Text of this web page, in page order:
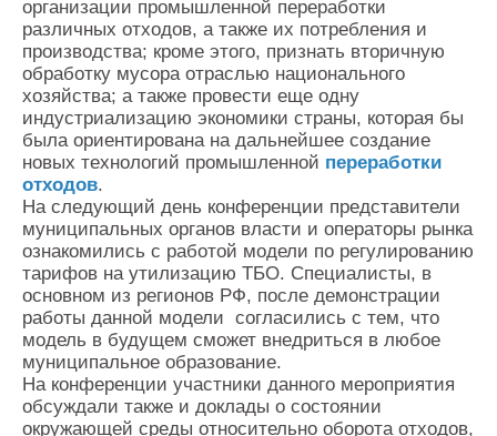
организации промышленной переработки
различных отходов, а также их потребления и
производства; кроме этого, признать вторичную
обработку мусора отраслью национального
хозяйства; а также провести еще одну
индустриализацию экономики страны, которая бы
была ориентирована на дальнейшее создание
новых технологий промышленной переработки
отходов.
На следующий день конференции представители
муниципальных органов власти и операторы рынка
ознакомились с работой модели по регулированию
тарифов на утилизацию ТБО. Специалисты, в
основном из регионов РФ, после демонстрации
работы данной модели согласились с тем, что
модель в будущем сможет внедриться в любое
муниципальное образование.
На конференции участники данного мероприятия
обсуждали также и доклады о состоянии
окружающей среды относительно оборота отходов,